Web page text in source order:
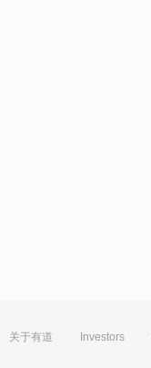
关于有道 Investors